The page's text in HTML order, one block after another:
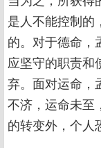
是人不能控制的
的。对于德命，
应坚守的职责和
弃。面对运命，
不济，运命未至
的转变外，个人